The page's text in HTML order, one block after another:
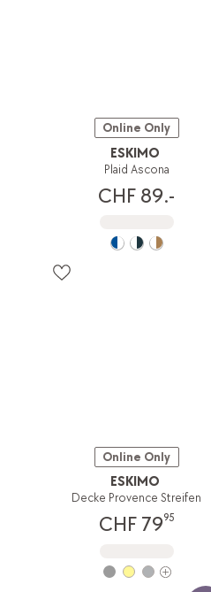
Online Only
ESKIMO
Plaid Ascona
CHF 89.-
Online Only
ESKIMO
Decke Provence Streifen
CHF 7995